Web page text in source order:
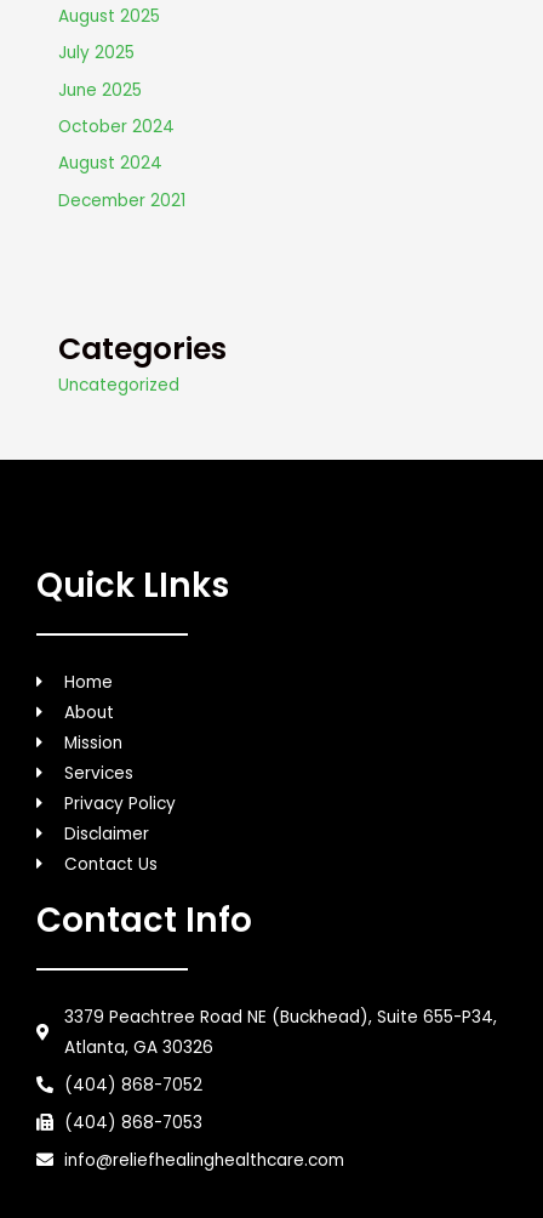
August 2025
July 2025
June 2025
October 2024
August 2024
December 2021
Categories
Uncategorized
Quick LInks
Home
About
Mission
Services
Privacy Policy
Disclaimer
Contact Us
Contact Info
3379 Peachtree Road NE (Buckhead), Suite 655-P34,
Atlanta, GA 30326
(404) 868-7052
(404) 868-7053
info@reliefhealinghealthcare.com